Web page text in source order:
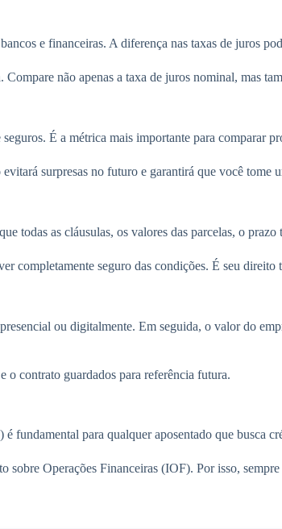
e financeiras. A diferença nas taxas de juros
não apenas a taxa de juros nominal, mas
É a métrica mais importante para comparar
surpresas no futuro e garantirá que você tome
todas as cláusulas, os valores das parcelas, o
completamente seguro das condições. É seu direito
ou digitalmente. Em seguida, o valor do
o contrato guardados para referência futura.
fundamental para qualquer aposentado que busca
Operações Financeiras (IOF). Por isso,